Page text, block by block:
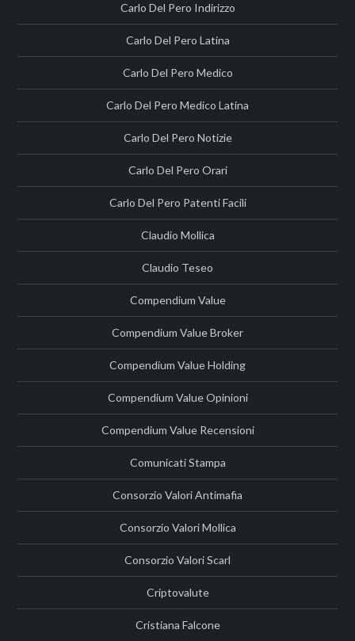
Carlo Del Pero Indirizzo
Carlo Del Pero Latina
Carlo Del Pero Medico
Carlo Del Pero Medico Latina
Carlo Del Pero Notizie
Carlo Del Pero Orari
Carlo Del Pero Patenti Facili
Claudio Mollica
Claudio Teseo
Compendium Value
Compendium Value Broker
Compendium Value Holding
Compendium Value Opinioni
Compendium Value Recensioni
Comunicati Stampa
Consorzio Valori Antimafia
Consorzio Valori Mollica
Consorzio Valori Scarl
Criptovalute
Cristiana Falcone